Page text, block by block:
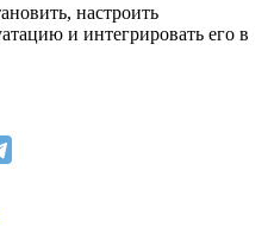
настроить
и интегрировать его в